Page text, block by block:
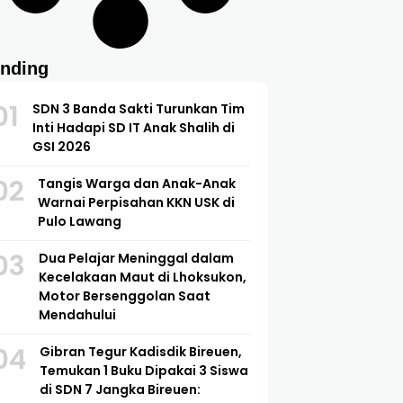
SDN 3 Banda Sakti Turunkan Tim
Inti Hadapi SD IT Anak Shalih di
GSI 2026
Tangis Warga dan Anak-Anak
Warnai Perpisahan KKN USK di
Pulo Lawang
Dua Pelajar Meninggal dalam
Kecelakaan Maut di Lhoksukon,
Motor Bersenggolan Saat
Mendahului
Gibran Tegur Kadisdik Bireuen,
Temukan 1 Buku Dipakai 3 Siswa
di SDN 7 Jangka Bireuen: